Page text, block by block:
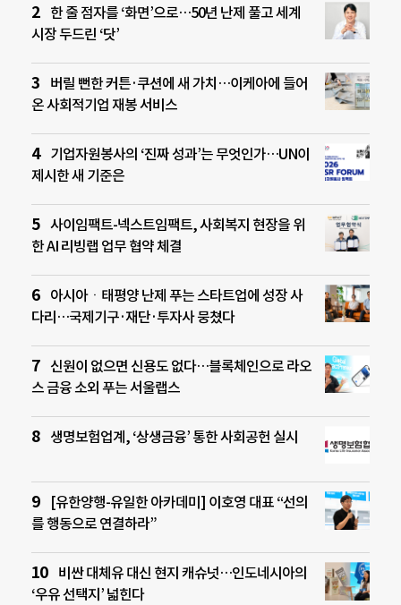
한 줄 점자를 ‘화면’으로…50년 난제 풀고 세계
시장 두드린 ‘닷’
버릴 뻔한 커튼·쿠션에 새 가치…이케아에 들어
온 사회적기업 재봉 서비스
기업자원봉사의 ‘진짜 성과’는 무엇인가…UN이
제시한 새 기준은
사이임팩트-넥스트임팩트, 사회복지 현장을 위
한 AI 리빙랩 업무 협약 체결
아시아ㆍ태평양 난제 푸는 스타트업에 성장 사
다리…국제기구·재단·투자사 뭉쳤다
신원이 없으면 신용도 없다…블록체인으로 라오
스 금융 소외 푸는 서울랩스
생명보험업계, ‘상생금융’ 통한 사회공헌 실시
[유한양행-유일한 아카데미] 이호영 대표 “선의
를 행동으로 연결하라”
비싼 대체유 대신 현지 캐슈넛…인도네시아의
‘우유 선택지’ 넓힌다